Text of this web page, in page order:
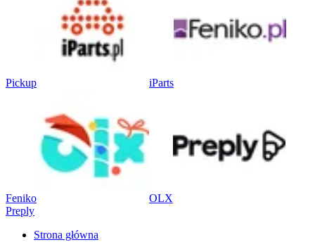
Pickup iParts
Feniko
OLX
Preply
Strona główna